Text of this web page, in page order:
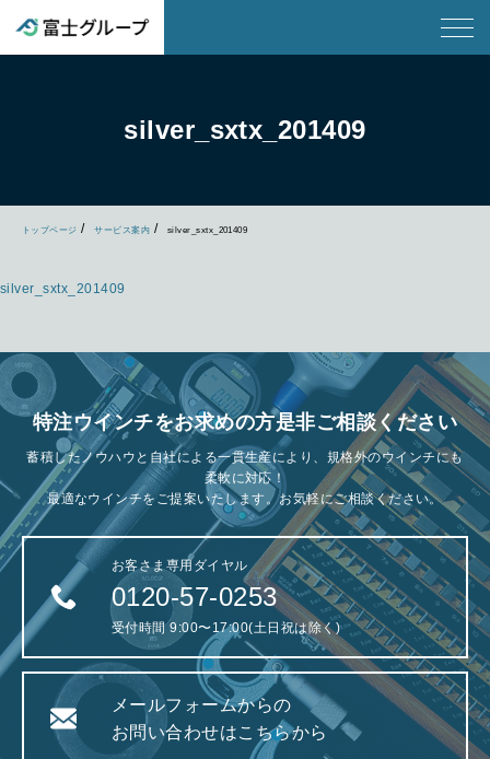
silver_sxtx_201409
トップページ サービス案内 silver_sxtx_201409
silver_sxtx_201409
特注ウインチをお求めの方是非ご相談ください
蓄積したノウハウと自社による一貫生産により、規格外のウインチにも
柔軟に対応！
最適なウインチをご提案いたします。お気軽にご相談ください。
お客さま専用ダイヤル
0120-57-0253
受付時間 9:00〜17:00(土日祝は除く)
メールフォームからの
お問い合わせはこちらから